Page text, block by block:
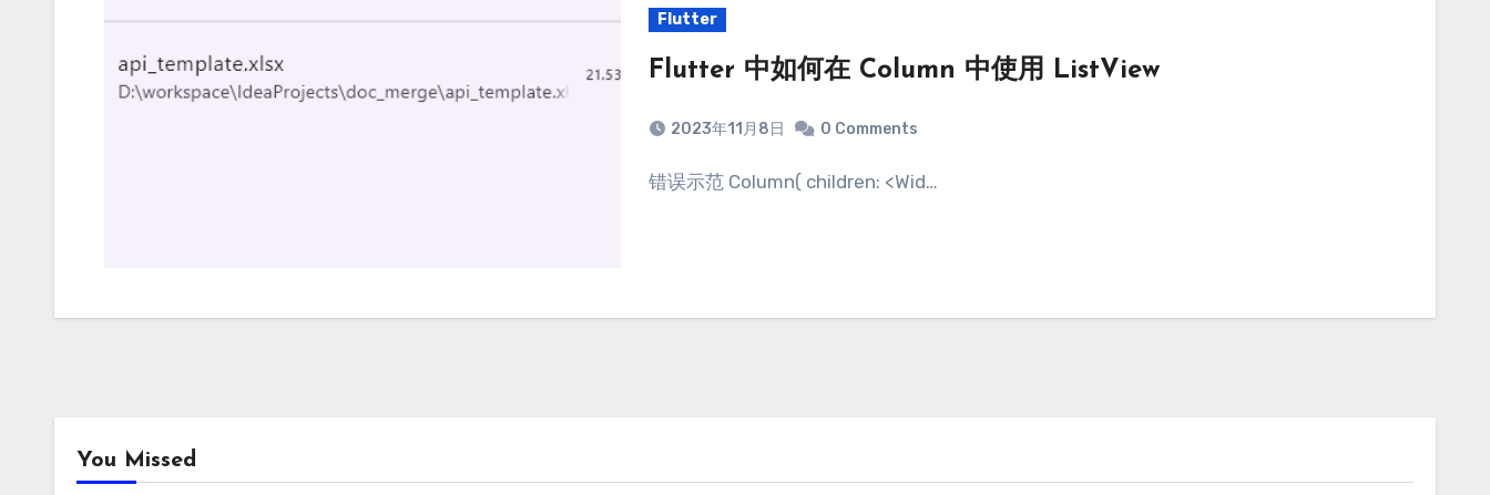
Flutter
Flutter 中如何在 Column 中使用 ListView
2023年11月8日 0 Comments
错误示范 Column( children: <Wid…
You Missed